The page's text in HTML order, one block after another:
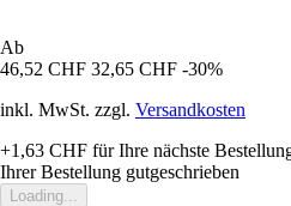
Ab
46,52 CHF 32,65 CHF -30%
inkl. MwSt. zzgl. Versandkosten
+1,63 CHF für Ihre nächste
Ihrer Bestellung gutgeschrieben
Loading...